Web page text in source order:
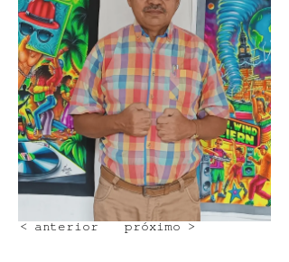
próximo >
< anterior